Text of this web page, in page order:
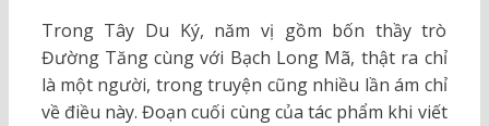
Trong Tây Du Ký, năm vị gồm bốn thầy trò
Đường Tăng cùng với Bạch Long Mã, thật ra chỉ
là một người, trong truyện cũng nhiều lần ám chỉ
về điều này. Đoạn cuối cùng của tác phẩm khi viết